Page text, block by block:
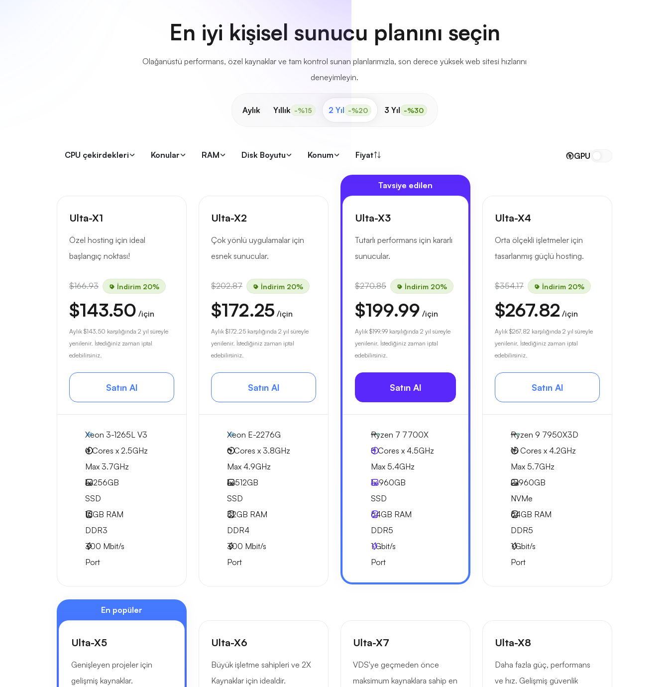
En iyi kişisel sunucu planını seçin
Olağanüstü performans, özel kaynaklar ve tam kontrol sunan planlarımızla, son derece yüksek web sitesi hızlarını
deneyimleyin.
Aylık Yıllık -%15 2 Yıl -%20 3 Yıl -%30
CPU çekirdekleri Konular RAM Disk Boyutu Konum Fiyat GPU
Ulta-X1
Özel hosting için ideal
başlangıç noktası!
$166.93 İndirim 20%
$143.50 /için
Aylık $143.50 karşılığında 2 yıl süreyle
yenilenir. İstediğiniz zaman iptal
edebilirsiniz.
Satın Al
Xeon 3-1265L V3
4 Cores x 2.5GHz
Max 3.7GHz
1x256GB
SSD
16GB RAM
DDR3
300 Mbit/s
Port
Ulta-X2
Çok yönlü uygulamalar için
esnek sunucular.
$202.87 İndirim 20%
$172.25 /için
Aylık $172.25 karşılığında 2 yıl süreyle
yenilenir. İstediğiniz zaman iptal
edebilirsiniz.
Satın Al
Xeon E-2276G
6 Cores x 3.8GHz
Max 4.9GHz
1x512GB
SSD
32GB RAM
DDR4
300 Mbit/s
Port
Tavsiye edilen
Ulta-X3
Tutarlı performans için kararlı
sunucular.
$270.85 İndirim 20%
$199.99 /için
Aylık $199.99 karşılığında 2 yıl süreyle
yenilenir. İstediğiniz zaman iptal
edebilirsiniz.
Satın Al
Ryzen 7 7700X
8 Cores x 4.5GHz
Max 5.4GHz
1x960GB
SSD
64GB RAM
DDR5
1Gbit/s
Port
Ulta-X4
Orta ölçekli işletmeler için
tasarlanmış güçlü hosting.
$354.17 İndirim 20%
$267.82 /için
Aylık $267.82 karşılığında 2 yıl süreyle
yenilenir. İstediğiniz zaman iptal
edebilirsiniz.
Satın Al
Ryzen 9 7950X3D
16 Cores x 4.2GHz
Max 5.7GHz
2x960GB
NVMe
64GB RAM
DDR5
1Gbit/s
Port
En popüler
Ulta-X5
Genişleyen projeler için
gelişmiş kaynaklar.
Ulta-X6
Büyük işletme sahipleri ve 2X
Kaynaklar için idealdir.
Ulta-X7
VDS'ye geçmeden önce
maksimum kaynaklara sahip en
Ulta-X8
Daha fazla güç, performans
ve hız. Gelişmiş güvenlik